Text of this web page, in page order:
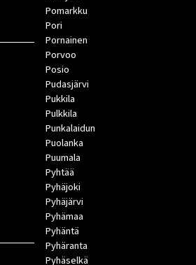
Pomarkku
Pori
Pornainen
Porvoo
Posio
Pudasjärvi
Pukkila
Pulkkila
Punkalaidun
Puolanka
Puumala
Pyhtää
Pyhäjoki
Pyhäjärvi
Pyhämaa
Pyhäntä
Pyhäranta
Pyhäselkä